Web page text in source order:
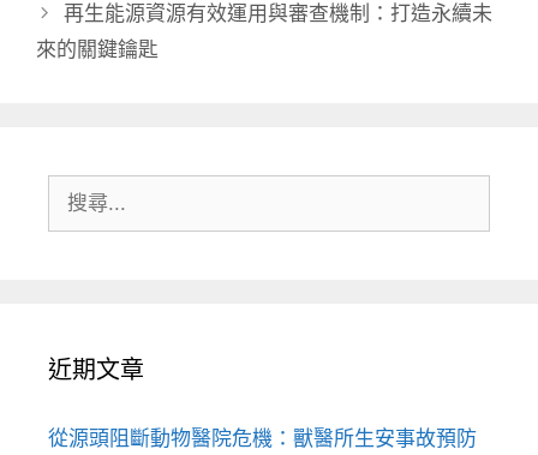
再生能源資源有效運用與審查機制：打造永續未
來的關鍵鑰匙
尋:
近期文章
從源頭阻斷動物醫院危機：獸醫所生安事故預防